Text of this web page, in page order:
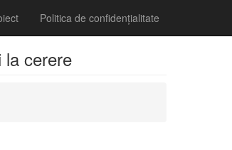
Politica de confidențialitate
la cerere